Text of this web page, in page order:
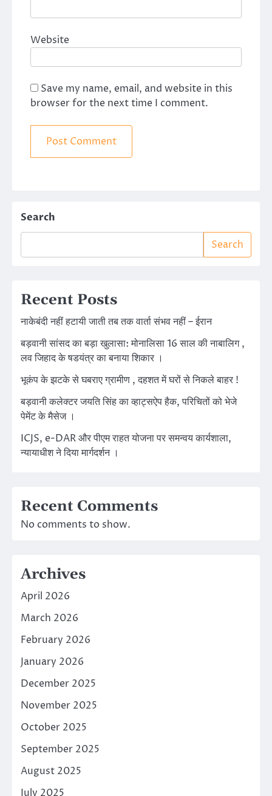
Website
Save my name, email, and website in this
browser for the next time I comment.
Search
Search
Recent Posts
नाकेबंदी नहीं हटायी जाती तब तक वार्ता संभव नहीं – ईरान
बड़वानी सांसद का बड़ा खुलासा: मोनालिसा 16 साल की नाबालिग ,
लव जिहाद के षडयंत्र का बनाया शिकार ।
भूकंप के झटके से घबराए ग्रामीण , दहशत में घरों से निकले बाहर !
बड़वानी कलेक्टर जयति सिंह का व्हाट्सऐप हैक, परिचितों को भेजे
पेमेंट के मैसेज ।
ICJS, e-DAR और पीएम राहत योजना पर समन्वय कार्यशाला,
न्यायाधीश ने दिया मार्गदर्शन ।
Recent Comments
No comments to show.
Archives
April 2026
March 2026
February 2026
January 2026
December 2025
November 2025
October 2025
September 2025
August 2025
July 2025